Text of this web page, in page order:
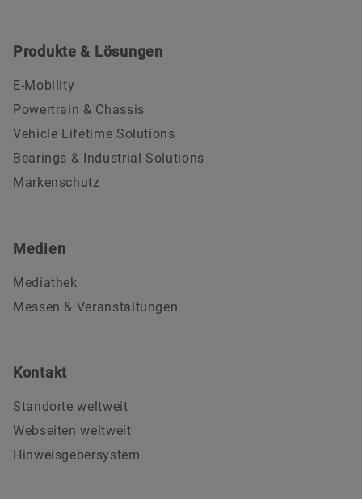
Produkte & Lösungen
E-Mobility
Powertrain & Chassis
Vehicle Lifetime Solutions
Bearings & Industrial Solutions
Markenschutz
Medien
Mediathek
Messen & Veranstaltungen
Kontakt
Standorte weltweit
Webseiten weltweit
Hinweisgebersystem